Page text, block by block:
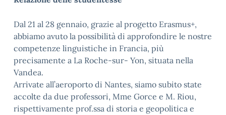
Dal 21 al 28 gennaio, grazie al progetto Erasmus+,
abbiamo avuto la possibilità di approfondire le nostre
competenze linguistiche in Francia, più
precisamente a La Roche-sur- Yon, situata nella
Vandea.
Arrivate all’aeroporto di Nantes, siamo subito state
accolte da due professori, Mme Gorce e M. Riou,
rispettivamente prof.ssa di storia e geopolitica e